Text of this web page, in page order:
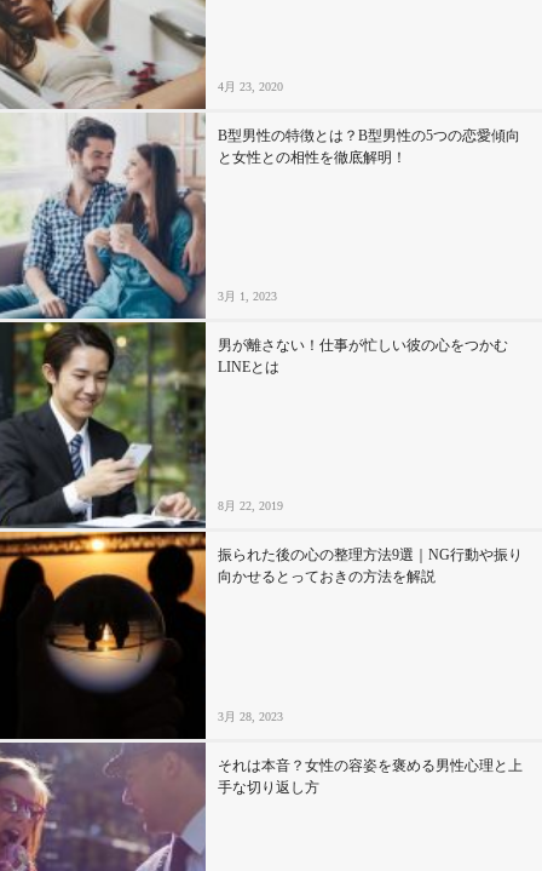
ファッション・美容
グルメ
趣味・旅行
セックスライフ
不倫・だめ男
感動
心の処方箋
カルチャー・トレンド・芸能
驚き
4月 23, 2020
B型男性の特徴とは？B型男性の5つの恋愛傾向
と女性との相性を徹底解明！
3月 1, 2023
男が離さない！仕事が忙しい彼の心をつかむ
LINEとは
8月 22, 2019
振られた後の心の整理方法9選｜NG行動や振り
向かせるとっておきの方法を解説
3月 28, 2023
それは本音？女性の容姿を褒める男性心理と上
手な切り返し方